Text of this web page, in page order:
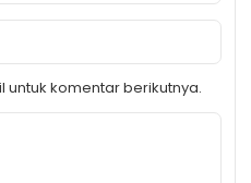
komentar berikutnya.